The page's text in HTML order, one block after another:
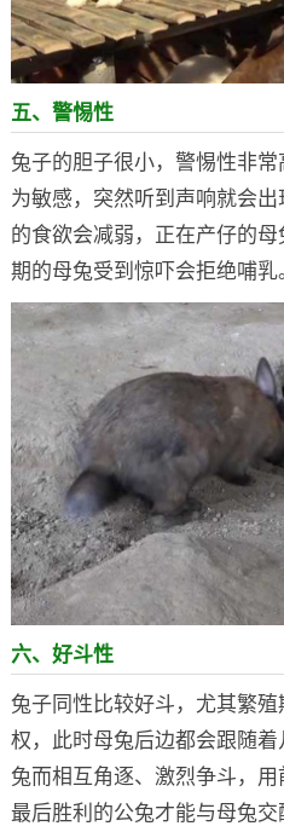
五、警惕性
兔子的胆子很小，警惕性非
为敏感，突然听到声响就会出
的食欲会减弱，正在产仔的
期的母兔受到惊吓会拒绝哺乳
六、好斗性
兔子同性比较好斗，尤其繁
权，此时母兔后边都会跟随
兔而相互角逐、激烈争斗，用
最后胜利的公兔才能与母兔交